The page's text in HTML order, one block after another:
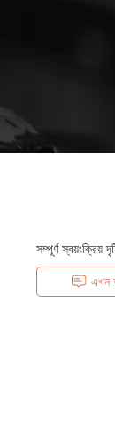
সম্পূর্ণ স্বয়ংক্রিয়
এখন